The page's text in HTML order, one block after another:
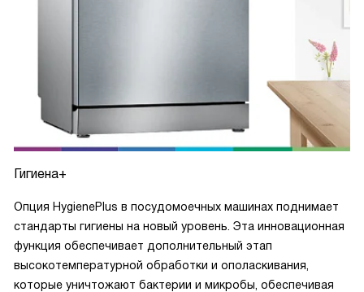
Гигиена+
Опция HygienePlus в посудомоечных машинах поднимает
стандарты гигиены на новый уровень. Эта инновационная
функция обеспечивает дополнительный этап
высокотемпературной обработки и ополаскивания,
которые уничтожают бактерии и микробы, обеспечивая